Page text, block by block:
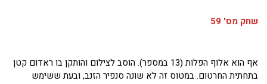
שחק מס' 59
אף הוא אלוף הפלות (13 במספר). הוסב לצילום והותקן בו ראדום קטן
בתחתית החרטום. במטוס זה לא שונה סנפיר הזנב, ובעת ששימש